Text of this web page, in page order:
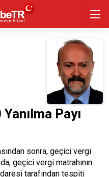
Payı
sonra, geçici vergi
geçici vergi matrahının
tarafından tespiti